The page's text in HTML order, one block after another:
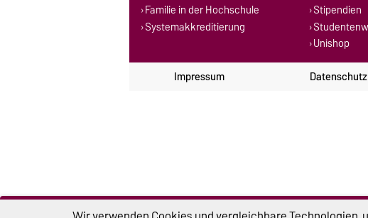
Familie in der Hochschule
Systemakkreditierung
Stipendien
Unishop
Impressum Datenschutz